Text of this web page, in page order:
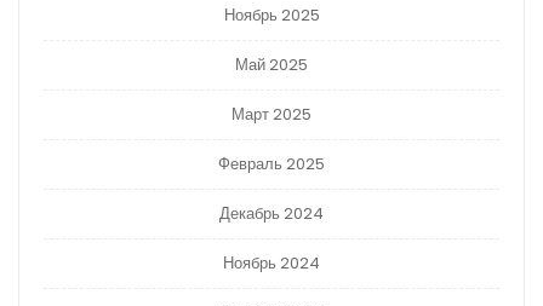
Ноябрь 2025
Май 2025
Март 2025
Февраль 2025
Декабрь 2024
Ноябрь 2024